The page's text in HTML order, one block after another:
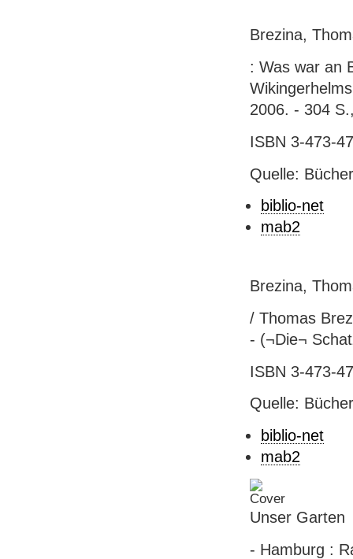
Brezina,
: Was war an
2006. - 304
ISBN 3-473-
Quelle:
biblio-net
mab2
Brezina,
/ Thomas
- (¬Die¬
ISBN 3-473-
Quelle:
biblio-net
mab2
Unser Garten
- Hamburg :